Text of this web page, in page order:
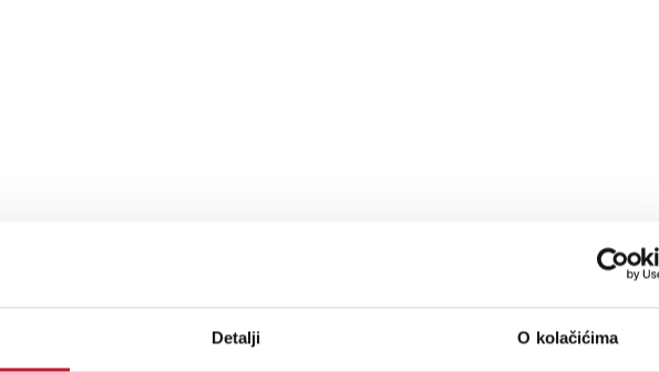
Detalji O kolačićima